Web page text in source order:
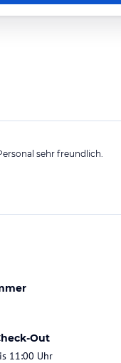
sehr freundlich.
Out
11:00 Uhr